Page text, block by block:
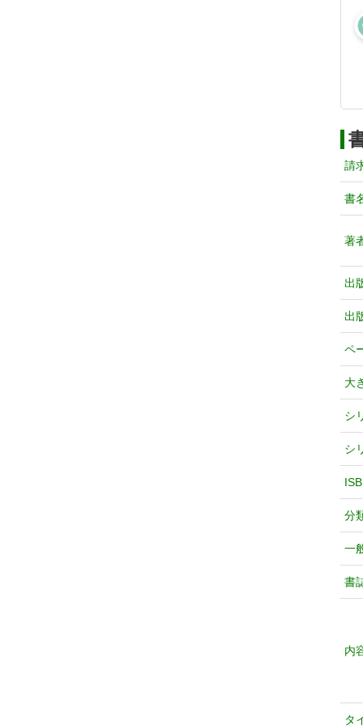
請
書
著
出
出
ペ
大
シ
シ
分
一
書
内
タ